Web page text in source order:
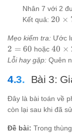
Nhân 7 với 2
Kết quả: 20
7 =
140
20 ×
Mẹo kiểm tra: Ước
2 = 60 hoặc40
40 ×
Lỗi hay gặp: Quên
Bài 3:
Đây là bài toán về
còn lại sau khi đã
Đề bài: Trong